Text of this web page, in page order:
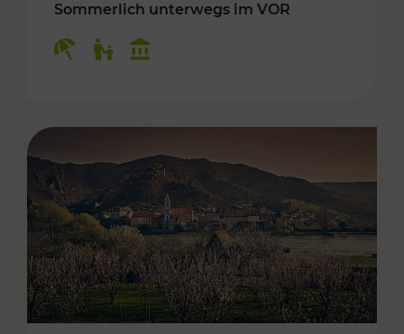
Sommerlich unterwegs im VOR